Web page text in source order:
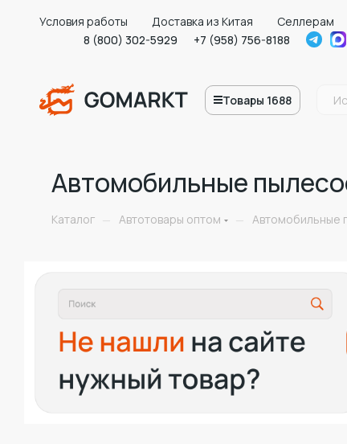
Условия работы Доставка из Китая Селлерам
8 (800) 302-5929
+7 (958) 756-8188
Товары 1688
Автомобильные
Каталог — Автотовары оптом — Автомобильные